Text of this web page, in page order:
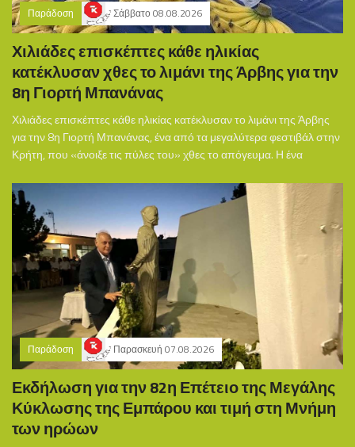
Παράδοση Σάββατο 08.08.2026
Χιλιάδες επισκέπτες κάθε ηλικίας
κατέκλυσαν χθες το λιμάνι της Άρβης για την
8η Γιορτή Μπανάνας
Χιλιάδες επισκέπτες κάθε ηλικίας κατέκλυσαν το λιμάνι της Άρβης
για την 8η Γιορτή Μπανάνας, ένα από τα μεγαλύτερα φεστιβάλ στην
Κρήτη, που «άνοιξε τις πύλες του» χθες το απόγευμα. Η ένα
Παράδοση Παρασκευή 07.08.2026
Εκδήλωση για την 82η Επέτειο της Μεγάλης
Κύκλωσης της Εμπάρου και τιμή στη Μνήμη
των ηρώων